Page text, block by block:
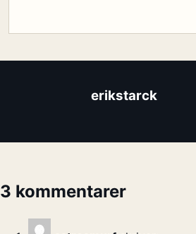
erikstarck
3 kommentarer